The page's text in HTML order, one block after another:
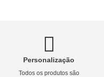
Personalização
Todos os produtos são